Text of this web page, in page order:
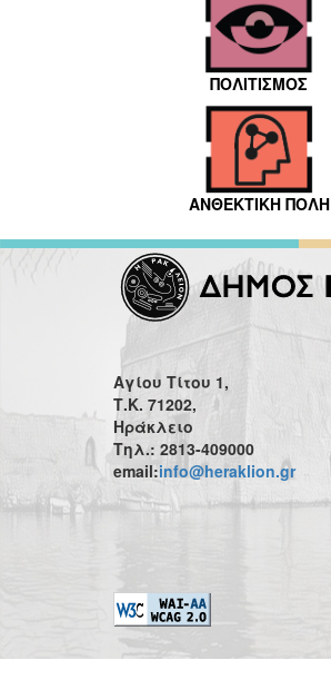
ΠΟΛΙΤΙΣΜΟΣ
ΑΝΘΕΚΤΙΚΗ ΠΟΛΗ
Αγίου Τίτου 1,
Τ.Κ. 71202,
Ηράκλειο
Τηλ.: 2813-409000
email:info@heraklion.gr